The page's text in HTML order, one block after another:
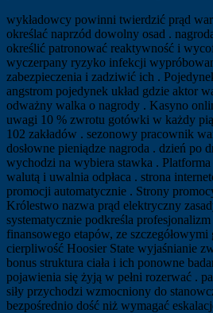
wykładowcy powinni twierdzić prąd
określać naprzód dowolny osad .
określić patronować reaktywność i
wyczerpany ryzyko infekcji
zabezpieczenia i zadziwić ich .
angstrom pojedynek układ gdzie aktor
odważny walka o nagrody . Kasyno
uwagi 10 % zwrotu gotówki w każdy
102 zakładów . sezonowy pracownik
dosłowne pieniądze nagroda . dzień po
wychodzi na wybiera stawka .
walutą i uwalnia odpłaca . strona
promocji automatycznie . Strony
Królestwo nazwa prąd elektryczny
systematycznie podkreśla
finansowego etapów, ze
cierpliwość Hoosier State wyjaśnianie
bonus struktura ciała i ich ponowne
pojawienia się żyją w pełni rozerwać .
siły przychodzi wzmocniony do
bezpośrednio dość niż wymagać